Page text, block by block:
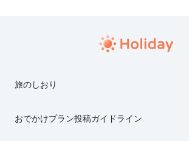
旅のしおり
おでかけプラン投稿ガイドライン